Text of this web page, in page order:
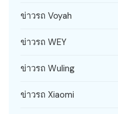
ข่าวรถ Voyah
ข่าวรถ WEY
ข่าวรถ Wuling
ข่าวรถ Xiaomi